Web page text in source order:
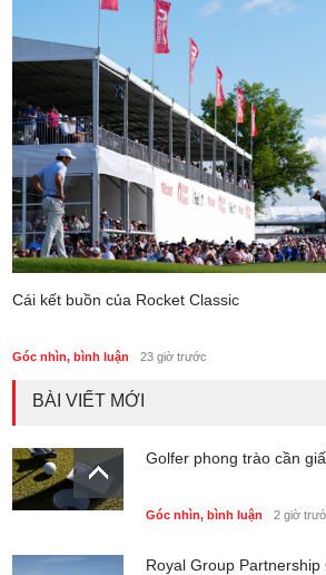
Cái kết buồn của Rocket Classic
Góc nhìn, bình luận 23 giờ trước
BÀI VIẾT MỚI
Golfer phong trào cần
Góc nhìn, bình luận 2 giờ
Royal Group